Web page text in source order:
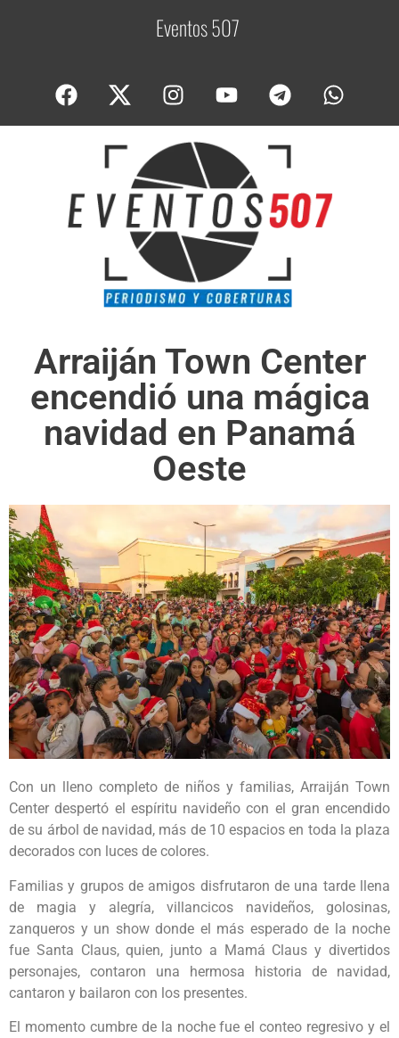
Eventos 507C
Arraiján Town Center
encendió una mágica
navidad en Panamá
Oeste
Con un lleno completo de niños y familias, Arraiján Town
Center despertó el espíritu navideño con el gran encendido
de su árbol de navidad, más de 10 espacios en toda la plaza
decorados con luces de colores.
Familias y grupos de amigos disfrutaron de una tarde llena
de magia y alegría, villancicos navideños, golosinas,
zanqueros y un show donde el más esperado de la noche
fue Santa Claus, quien, junto a Mamá Claus y divertidos
personajes, contaron una hermosa historia de navidad,
cantaron y bailaron con los presentes.
El momento cumbre de la noche fue el conteo regresivo y el